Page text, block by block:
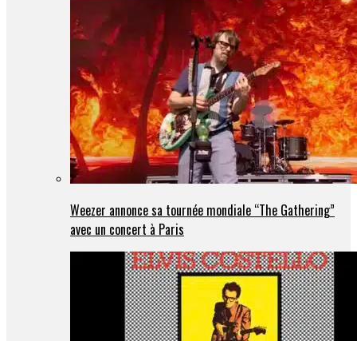
Weezer annonce sa tournée mondiale “The Gathering”
avec un concert à Paris